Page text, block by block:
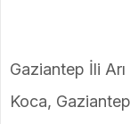
Gaziantep İli
Koca,